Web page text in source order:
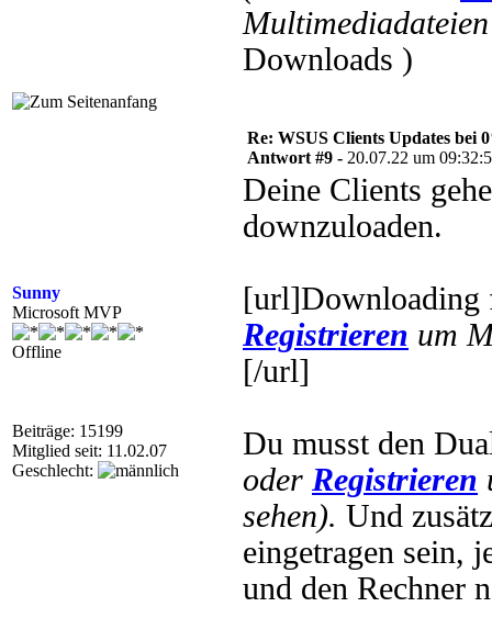
Downloads )
Sunny
Microsoft MVP
Offline
Beiträge: 15199
Mitglied seit: 11.02.07
Geschlecht:
Re: WSUS Clients Updates bei
Antwort #9 - 20.07.22 um
Deine Clients
downzuloaden.
Registrieren um
[/url]
Du musst den
oder Registrieren
sehen). Und
eingetragen sein,
und den Rechner